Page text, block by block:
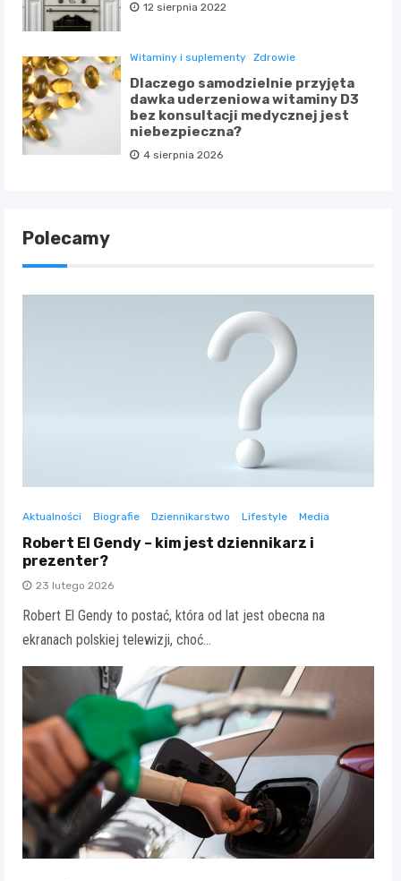
12 sierpnia 2022
Witaminy i suplementy Zdrowie
Dlaczego samodzielnie przyjęta
dawka uderzeniowa witaminy D3
bez konsultacji medycznej jest
niebezpieczna?
4 sierpnia 2026
Polecamy
Aktualności Biografie Dziennikarstwo Lifestyle Media
Robert El Gendy – kim jest dziennikarz i
prezenter?
23 lutego 2026
Robert El Gendy to postać, która od lat jest obecna na
ekranach polskiej telewizji, choć…